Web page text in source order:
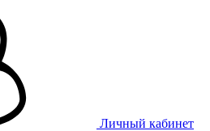
Личный кабинет